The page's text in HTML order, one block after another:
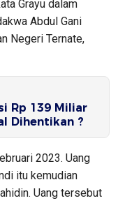
Grayu dalam
Abdul Gani
Negeri Ternate,
Rp 139 Miliar
Dihentikan ?
2023. Uang
itu kemudian
Uang tersebut